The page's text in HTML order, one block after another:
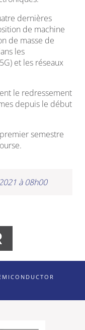
dernières
de machine
de masse de
les
et les réseaux
le redressement
depuis le début
semestre
à 08h00